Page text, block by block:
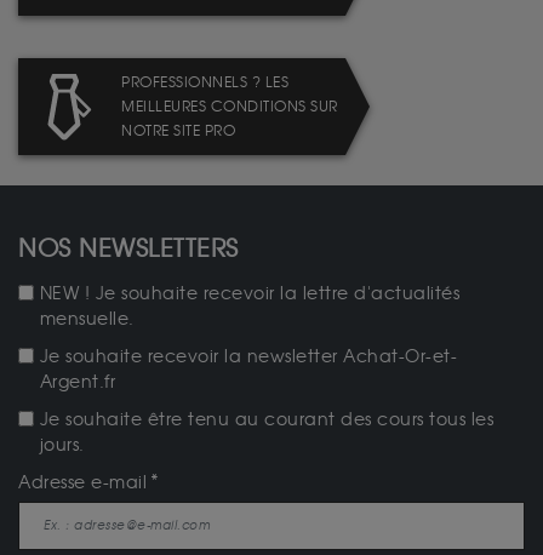
PROFESSIONNELS ? LES
MEILLEURES CONDITIONS SUR
NOTRE SITE PRO
NOS NEWSLETTERS
NEW ! Je souhaite recevoir la lettre d'actualités
mensuelle.
Je souhaite recevoir la newsletter Achat-Or-et-
Argent.fr
Je souhaite être tenu au courant des cours tous les
jours.
Adresse e-mail